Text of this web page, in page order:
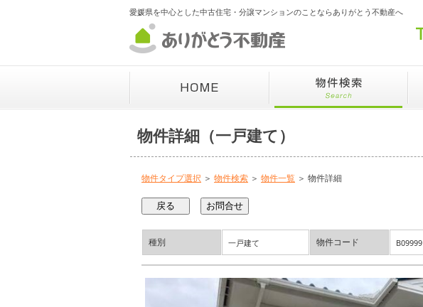
愛媛県を中心とした中古住宅・分譲マンションのことならありがとう不動産へ
物件詳細（一戸建て）
物件タイプ選択 ＞ 物件検索 ＞ 物件一覧 ＞ 物件詳細
種別 一戸建て 物件コード B09999